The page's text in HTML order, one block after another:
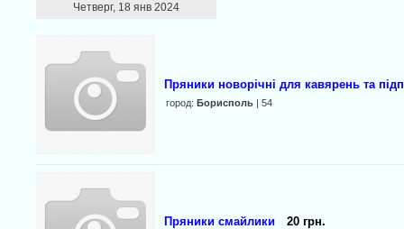
Четверг, 18 янв 2024
Пряники новорічні для кавярень та
город: Борисполь | 54
Пряники смайлики 20 грн.